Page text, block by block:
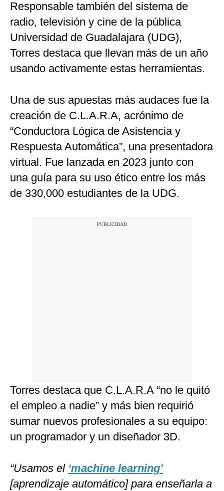
Responsable también del sistema de
radio, televisión y cine de la pública
Universidad de Guadalajara (UDG),
Torres destaca que llevan más de un año
usando activamente estas herramientas.
Una de sus apuestas más audaces fue la
creación de C.L.A.R.A, acrónimo de
“Conductora Lógica de Asistencia y
Respuesta Automática”, una presentadora
virtual. Fue lanzada en 2023 junto con
una guía para su uso ético entre los más
de 330,000 estudiantes de la UDG.
Torres destaca que C.L.A.R.A “no le quitó
el empleo a nadie” y más bien requirió
sumar nuevos profesionales a su equipo:
un programador y un diseñador 3D.
“Usamos el ‘machine learning’
[aprendizaje automático] para enseñarla a